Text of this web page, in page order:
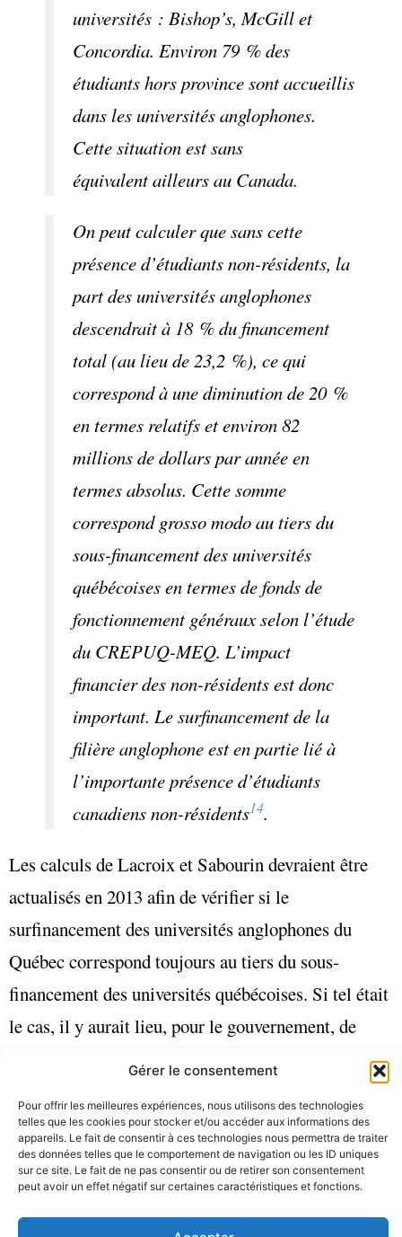
Gérer le consentement
Pour offrir les meilleures expériences, nous utilisons des technologies
telles que les cookies pour stocker et/ou accéder aux informations des
appareils. Le fait de consentir à ces technologies nous permettra de traiter
des données telles que le comportement de navigation ou les ID uniques
sur ce site. Le fait de ne pas consentir ou de retirer son consentement
peut avoir un effet négatif sur certaines caractéristiques et fonctions.
universités : Bishop’s, McGill et
Concordia. Environ 79 % des
étudiants hors province sont accueillis
dans les universités anglophones.
Cette situation est sans
équivalent ailleurs au Canada.
On peut calculer que sans cette
présence d’étudiants non-résidents, la
part des universités anglophones
descendrait à 18 % du financement
total (au lieu de 23,2 %), ce qui
correspond à une diminution de 20 %
en termes relatifs et environ 82
millions de dollars par année en
termes absolus. Cette somme
correspond grosso modo au tiers du
sous-financement des universités
québécoises en termes de fonds de
fonctionnement généraux selon l’étude
du CREPUQ-MEQ. L’impact
financier des non-résidents est donc
important. Le surfinancement de la
filière anglophone est en partie lié à
l’importante présence d’étudiants
canadiens non-résidents14.
Les calculs de Lacroix et Sabourin devraient être
actualisés en 2013 afin de vérifier si le
surfinancement des universités anglophones du
Québec correspond toujours au tiers du sous-
financement des universités québécoises. Si tel était
le cas, il y aurait lieu, pour le gouvernement, de
II – Dérives immobilières
La question se pose également pour la gestion